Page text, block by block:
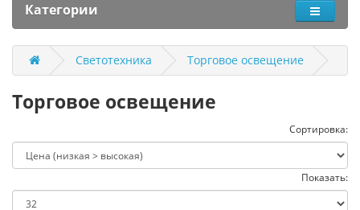
Категории
Светотехника Торговое освещение
Торговое освещение
Сортировка:
Показать: